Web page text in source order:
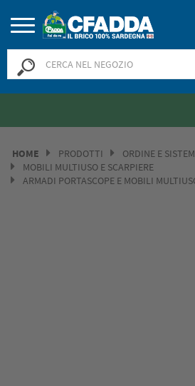
HOME PRODOTTI
ORDINE E
MOBILI MULTIUSO E SCARPIERE
ARMADI PORTASCOPE E MOBILI